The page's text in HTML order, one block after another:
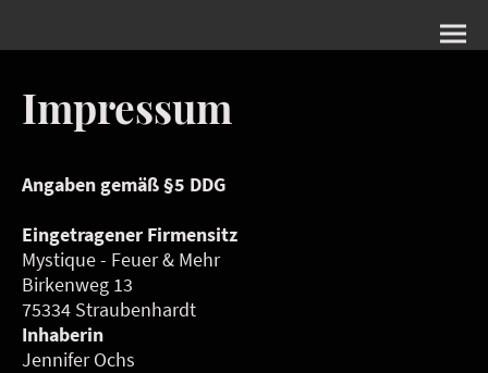
Impressum
Angaben gemäß §5 DDG
Eingetragener Firmensitz
Mystique - Feuer & Mehr
Birkenweg 13
75334 Straubenhardt
Inhaberin
Jennifer Ochs